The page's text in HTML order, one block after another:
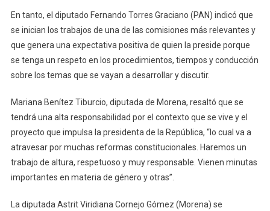
En tanto, el diputado Fernando Torres Graciano (PAN) indicó que
se inician los trabajos de una de las comisiones más relevantes y
que genera una expectativa positiva de quien la preside porque
se tenga un respeto en los procedimientos, tiempos y conducción
sobre los temas que se vayan a desarrollar y discutir.
Mariana Benítez Tiburcio, diputada de Morena, resaltó que se
tendrá una alta responsabilidad por el contexto que se vive y el
proyecto que impulsa la presidenta de la República, “lo cual va a
atravesar por muchas reformas constitucionales. Haremos un
trabajo de altura, respetuoso y muy responsable. Vienen minutas
importantes en materia de género y otras”.
La diputada Astrit Viridiana Cornejo Gómez (Morena) se